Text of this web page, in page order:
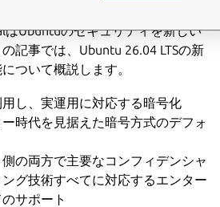
部、つまりデフォルト設定に注力
はUbuntuのセキュリティを新しい
記事では、Ubuntu 26.04 LTSの新
ついて概説します。
し、実運用に対応する暗号化
時代を見据えた暗号方式のデフォ
の両方で主要なコンフィデンシャ
グ技術すべてに対応するエンター
サポート